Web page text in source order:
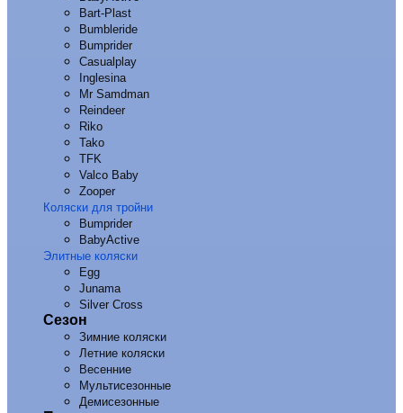
Bart-Plast
Bumbleride
Bumprider
Casualplay
Inglesina
Mr Samdman
Reindeer
Riko
Tako
TFK
Valco Baby
Zooper
Коляски для тройни
Bumprider
BabyActive
Элитные коляски
Egg
Junama
Silver Cross
Сезон
Зимние коляски
Летние коляски
Весенние
Мультисезонные
Демисезонные